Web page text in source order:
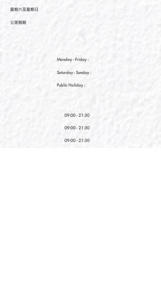
星期六至星期日
公眾假期
Monday - Friday :
Saturday- Sunday :
Public Holiday :
09:00 - 21:30
09:00 - 21:30
09:00 - 21:30